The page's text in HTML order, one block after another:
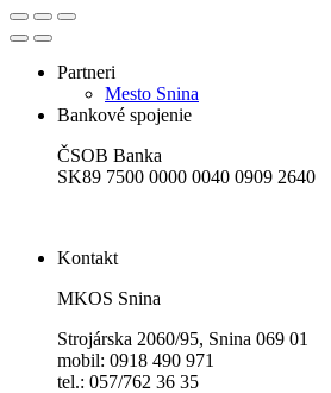
Partneri
Mesto Snina
Bankové spojenie
ČSOB Banka
SK89 7500 0000 0040 0909 2640
Kontakt
MKOS Snina
Strojárska 2060/95, Snina 069 01
mobil: 0918 490 971
tel.: 057/762 36 35